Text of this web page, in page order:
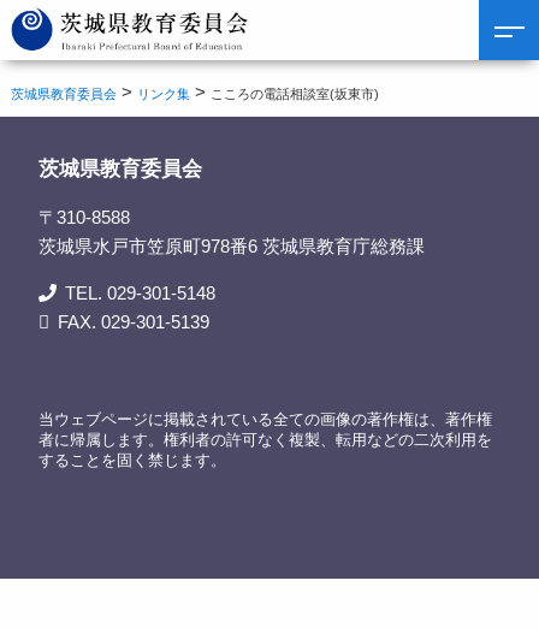
茨城県教育委員会 > リンク集 > こころの電話相談室(坂東市)
茨城県教育委員会
〒310-8588
茨城県水戸市笠原町978番6 茨城県教育庁総務課
TEL. 029-301-5148
FAX. 029-301-5139
当ウェブページに掲載されている全ての画像の著作権は、著作権
者に帰属します。権利者の許可なく複製、転用などの二次利用を
することを固く禁じます。